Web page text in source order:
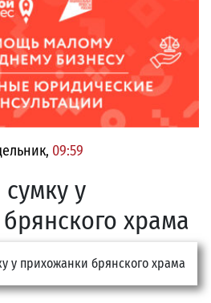
09:59
у
храма